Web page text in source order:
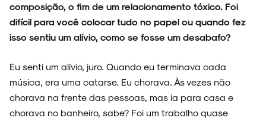
composição, o fim de um relacionamento tóxico. Foi
difícil para você colocar tudo no papel ou quando fez
isso sentiu um alívio, como se fosse um desabafo?
Eu senti um alívio, juro. Quando eu terminava cada
música, era uma catarse. Eu chorava. Às vezes não
chorava na frente das pessoas, mas ia para casa e
chorava no banheiro, sabe? Foi um trabalho quase